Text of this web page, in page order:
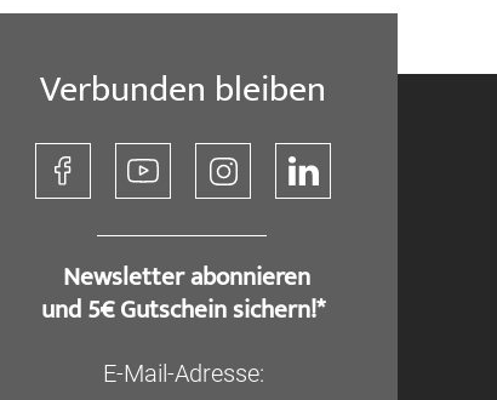
Verbunden bleiben
​ Newsletter abonnieren
und 5€ Gutschein sichern!*
E-Mail-Adresse: